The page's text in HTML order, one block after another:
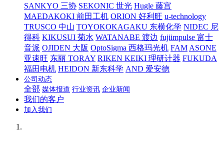
SANKYO 三协 SEKONIC 世光 Hugle 藤宫
MAEDAKOKI 前田工机 ORION 好利旺 u-technology
TRUSCO 中山 TOYOKOKAGAKU 东横化学 NIDEC 尼
得科 KIKUSUI 菊水 WATANABE 渡边 fujiimpulse 富士
音派 OJIDEN 大阪 OptoSigma 西格玛光机 FAM ASONE
亚速旺 东丽 TORAY RIKEN KEIKI 理研计器 FUKUDA
福田电机 HEIDON 新东科学 AND 爱安德
公司动态
全部 媒体报道 行业资讯 企业新闻
我们的客户
加入我们